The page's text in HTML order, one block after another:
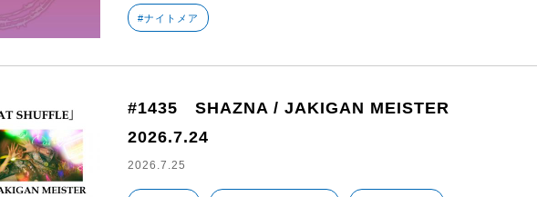
#ナイトメア
#1435 SHAZNA / JAKIGAN MEISTER
2026.7.24
2026.7.25